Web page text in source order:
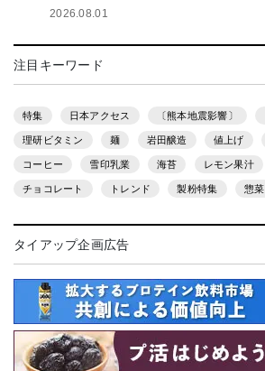
2026.08.01
注目キーワード
特集 日本アクセス 〔熊本地震影響〕
理研ビタミン 麺 岩田醸造 値上げ
コーヒー 雪印乳業 海苔 レモン果汁
チョコレート トレンド 製粉特集 惣菜
タイアップ企画広告